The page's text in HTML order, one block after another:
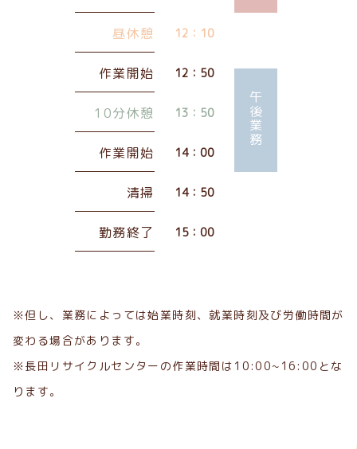
昼休憩 12：10
作業開始 12：50
10分休憩 13：50
作業開始 14：00
清掃 14：50
勤務終了 15：00
午後業務
※但し、業務によっては始業時刻、就業時刻及び労働時間が
変わる場合があります。
※長田リサイクルセンターの作業時間は10:00~16:00とな
ります。